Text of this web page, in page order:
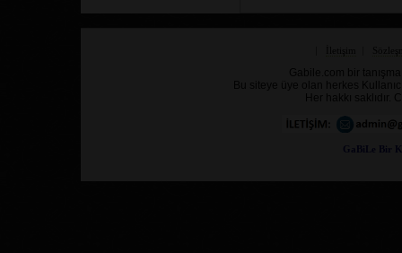
Gabile.com bir
Bu siteye üye olan herkes
Her hakkı
GaBiLe Bir